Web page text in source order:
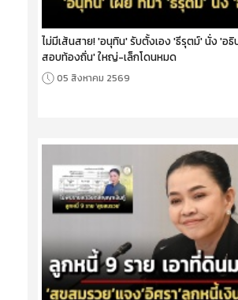
ไม่มีเส้นสาย! 'อนุทิน' รับตั้งเอง 'ธีรุตม์' นั่ง 'อ
สอบท้องถิ่น' ใหญ่-เล็กโดนหมด
05 สิงหาคม 2569